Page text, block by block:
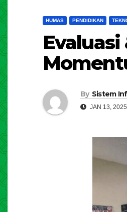
HUMAS PENDIDIKAN
By Sistem
JAN 13, 2025